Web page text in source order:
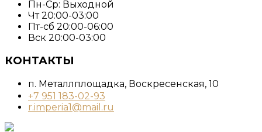
Пн-Ср: Выходной
Чт 20:00-03:00
Пт-сб 20:00-06:00
Вск 20:00-03:00
КОНТАКТЫ
п. Металлплощадка, ​Воскресенская, 10​
+7 951 183-02-93
r.imperia1@mail.ru